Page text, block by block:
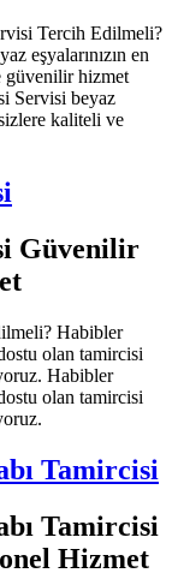
Tercih Edilmeli?
eşyalarınızın en
güvenilir hizmet
Servisi beyaz
kaliteli ve
Güvenilir
Habibler
olan tamircisi
Habibler
olan tamircisi
Tamircisi
Tamircisi
Hizmet